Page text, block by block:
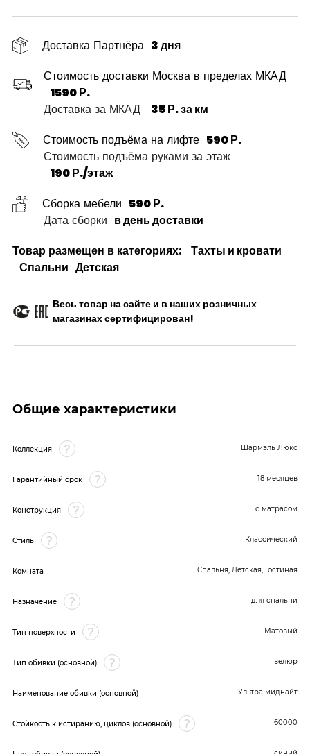
Доставка Партнёра 3 дня
Стоимость доставки Москва в пределах МКАД
1590 Р.
Доставка за МКАД
35 Р. за км
Стоимость подъёма на лифте 590 Р.
Стоимость подъёма руками за этаж
190 Р./этаж
Сборка мебели 590 Р.
Дата сборки в день доставки
Товар размещен в категориях:
Тахты и кровати
Спальни Детская
Весь товар на сайте и в наших розничных
магазинах сертифицирован!
Общие характеристики
Коллекция Шармэль Люкс
Гарантийный срок 18 месяцев
Конструкция с матрасом
Стиль Классический
Комната Спальня, Детская, Гостиная
Назначение для спальни
Тип поверхности Матовый
Тип обивки (основной) велюр
Наименование обивки (основной) Ультра миднайт
Стойкость к истиранию, циклов (основной) 60000